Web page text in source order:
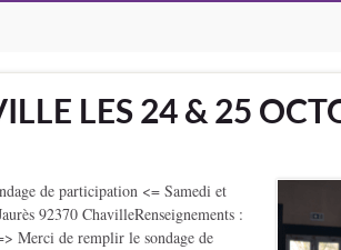
LES 24 & 25
de participation <= Samedi et
92370 ChavilleRenseignements :
Merci de remplir le sondage de